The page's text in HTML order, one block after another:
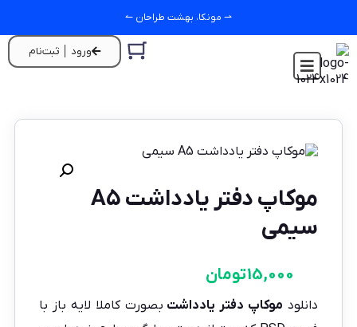
⇀ مونکا، بهشت طراحان ↼
ورود │ ثبت‌نام
موکاپ دفتر یادداشت A5
سیمی
15,000تومان
دانلود موکاپ دفتر یادداشت بصورت کاملا لایه باز با